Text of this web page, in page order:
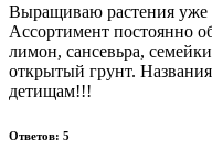
Выращиваю растения уже
Ассортимент постоянно
лимон, сансевьра,
открытый грунт.
детищам!!!
Ответов: 5